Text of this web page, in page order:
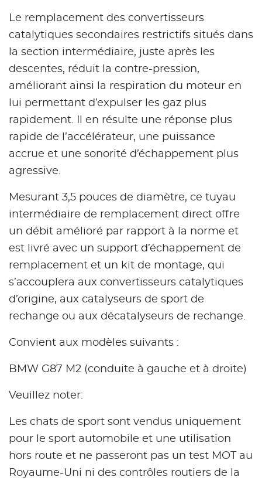
Le remplacement des convertisseurs
catalytiques secondaires restrictifs situés dans
la section intermédiaire, juste après les
descentes, réduit la contre-pression,
améliorant ainsi la respiration du moteur en
lui permettant d’expulser les gaz plus
rapidement. Il en résulte une réponse plus
rapide de l’accélérateur, une puissance
accrue et une sonorité d’échappement plus
agressive.
Mesurant 3,5 pouces de diamètre, ce tuyau
intermédiaire de remplacement direct offre
un débit amélioré par rapport à la norme et
est livré avec un support d’échappement de
remplacement et un kit de montage, qui
s’accouplera aux convertisseurs catalytiques
d’origine, aux catalyseurs de sport de
rechange ou aux décatalyseurs de rechange.
Convient aux modèles suivants :
BMW G87 M2 (conduite à gauche et à droite)
Veuillez noter:
Les chats de sport sont vendus uniquement
pour le sport automobile et une utilisation
hors route et ne passeront pas un test MOT au
Royaume-Uni ni des contrôles routiers de la